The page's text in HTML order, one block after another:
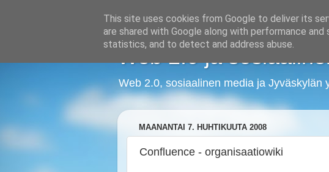
Web 2.0 ja
Web 2.0, sosiaalinen media ja Jyväskylän
MAANANTAI 7. HUHTIKUUTA 2008
Confluence - organisaatiowiki
This site uses cookies from Google to deliver its
are shared with Google along with performance
statistics, and to detect and address abuse.